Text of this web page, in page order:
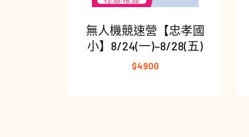
無人機競速營【忠孝國
小】8/24(一)~8/28(五)
$4900